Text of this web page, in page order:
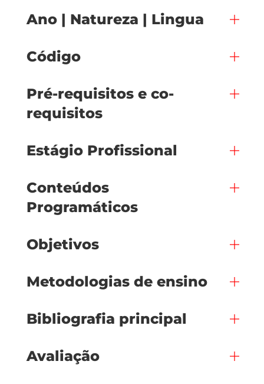
Ano | Natureza | Lingua
Código
Pré-requisitos e co-
requisitos
Estágio Profissional
Conteúdos
Programáticos
Objetivos
Metodologias de ensino
Bibliografia principal
Avaliação